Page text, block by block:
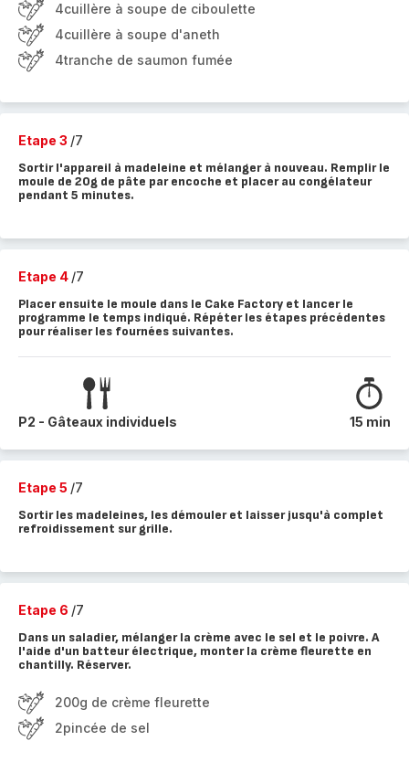
4cuillère à soupe de ciboulette
4cuillère à soupe d'aneth
4tranche de saumon fumée
Etape 3 /7
Sortir l'appareil à madeleine et mélanger à nouveau. Remplir le
moule de 20g de pâte par encoche et placer au congélateur
pendant 5 minutes.
Etape 4 /7
Placer ensuite le moule dans le Cake Factory et lancer le
programme le temps indiqué. Répéter les étapes précédentes
pour réaliser les fournées suivantes.
P2 - Gâteaux individuels 15 min
Etape 5 /7
Sortir les madeleines, les démouler et laisser jusqu'à complet
refroidissement sur grille.
Etape 6 /7
Dans un saladier, mélanger la crème avec le sel et le poivre. A
l'aide d'un batteur électrique, monter la crème fleurette en
chantilly. Réserver.
200g de crème fleurette
2pincée de sel